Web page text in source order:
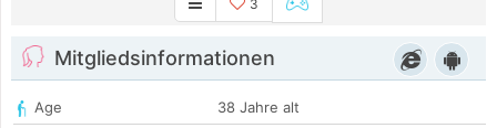
3
Mitgliedsinformationen
Age
38 Jahre alt